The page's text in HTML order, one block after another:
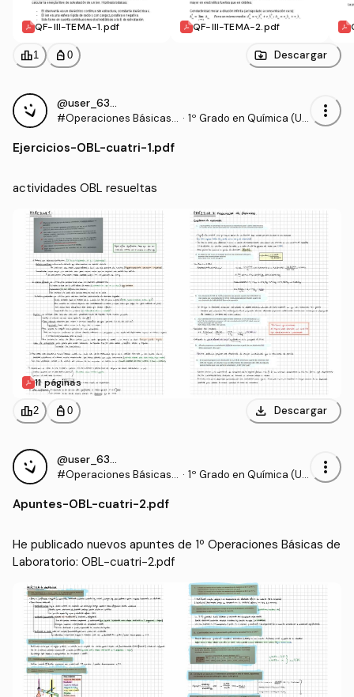
QF-III-TEMA-1.pdf QF-III-TEMA-2.pdf
leaderboard1 personal_bag 0 Descargar
@user_6396885
#Operaciones Básicas
· 1º Grado en Química (U
more_vert
Ejercicios-OBL-cuatri-1.pdf
actividades OBL resueltas
11 páginas
leaderboard2 personal_bag 0 download Descargar
@user_6396885
#Operaciones Básicas
· 1º Grado en Química (U
more_vert
Apuntes-OBL-cuatri-2.pdf
He publicado nuevos apuntes de 1º Operaciones Básicas de
Laboratorio: OBL-cuatri-2.pdf